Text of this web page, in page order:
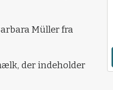
Müller fra
der indeholder